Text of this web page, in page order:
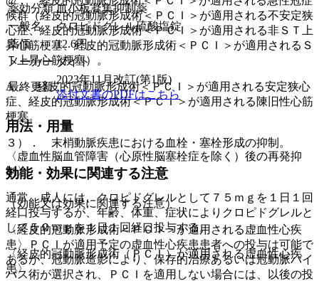
候群（経皮的冠動脈形成術＜ＰＣＩ＞が適用される不安定狭
心症、経皮的冠動脈形成術＜ＰＣＩ＞が適用される非ＳＴ上
昇心筋梗塞、経皮的冠動脈形成術＜ＰＣＩ＞が適用されるＳ
Ｔ上昇心筋梗塞）。
A． 経皮的冠動脈形成術＜ＰＣＩ＞が適用される安定狭心
症、経皮的冠動脈形成術＜ＰＣＩ＞が適用される陳旧性心筋
梗塞。
３）． 末梢動脈疾患における血栓・塞栓形成の抑制。
効能・効果に関連する注意
（効能又は効果に関連する注意）
〈経皮的冠動脈形成術＜ＰＣＩ＞が適用される虚血性心疾
患〉ＰＣＩが適用予定の虚血性心疾患患者への投与は可能で
あるが、冠動脈造影により、保存的治療あるいは冠動脈バイ
パス術が選択され、ＰＣＩを適用しない場合には、以後の投
薬効分類 血小板凝集抑制薬
一般名
クロピドグレル硫酸塩錠
薬価
12.6円
メーカー ダイト
最終更新
2023年11月改訂(第1版)
添付文書のPDFはこちら
用法・用量
〈虚血性脳血管障害（心原性脳塞栓症を除く）後の再発抑
制〉
通常、成人には、クロピドグレルとして７５ｍｇを１日１回
経口投与するが、年齢、体重、症状によりクロピドグレルと
して５０ｍｇを１日１回経口投与する。
〈経皮的冠動脈形成術（ＰＣＩ）が適用される虚血性心疾
患〉